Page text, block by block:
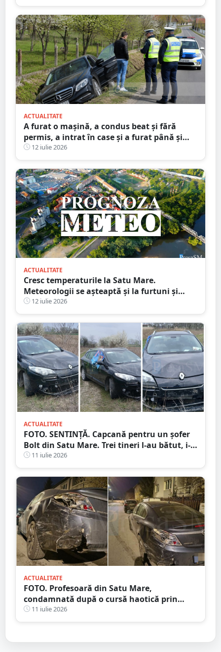
ACTUALITATE
A furat o mașină, a condus beat și fără
permis, a intrat în case și a furat până și
brazi ornamentali. Faptele unui minor din
Satu Mare
12 iulie 2026
ACTUALITATE
Cresc temperaturile la Satu Mare.
Meteorologii se așteaptă și la furtuni și
vijelii. Prognoza meteo pentru săptămâna
următoare
12 iulie 2026
ACTUALITATE
FOTO. SENTINȚĂ. Capcană pentru un șofer
Bolt din Satu Mare. Trei tineri l-au bătut, i-
au furat mașina și banii după ce l-au
chemat prin aplicație
11 iulie 2026
ACTUALITATE
FOTO. Profesoară din Satu Mare,
condamnată după o cursă haotică prin
oraș. Alcoolemie uriașă, oprită de un șofer
curajos
11 iulie 2026